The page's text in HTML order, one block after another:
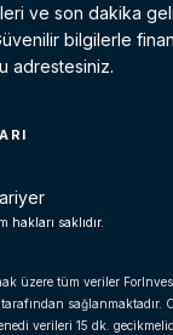
ve son dakika
bilgilerle
adrestesiniz.
hakları saklıdır.
üzere tüm veriler ForInvest
sağlanmaktadır.
verileri 15 dk.